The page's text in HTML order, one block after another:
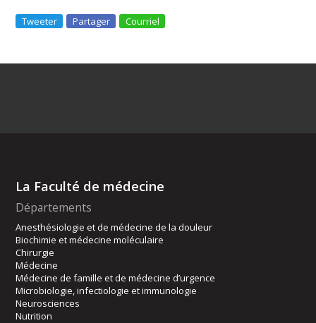
Tweeter Partager Courriel
La Faculté de médecine
Départements
Anesthésiologie et de médecine de la douleur
Biochimie et médecine moléculaire
Chirurgie
Médecine
Médecine de famille et de médecine d’urgence
Microbiologie, infectiologie et immunologie
Neurosciences
Nutrition